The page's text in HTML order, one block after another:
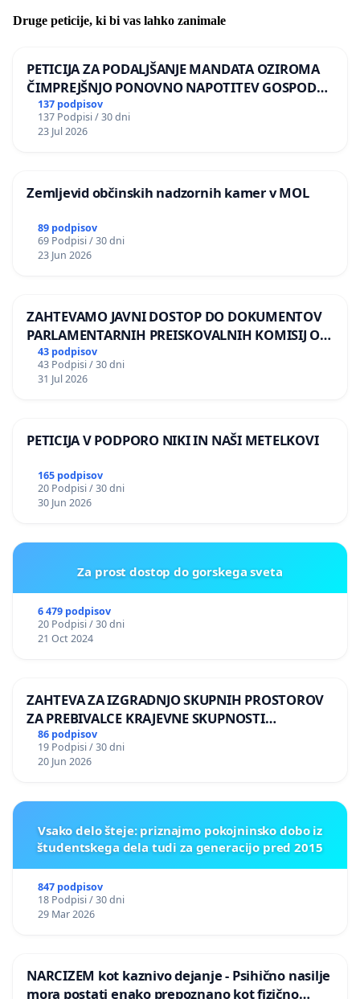
Druge peticije, ki bi vas lahko zanimale
PETICIJA ZA PODALJŠANJE MANDATA OZIROMA
ČIMPREJŠNJO PONOVNO NAPOTITEV GOSPODA
BERNARDA ŠRAJNERJA NA VELEPOSLANIŠTVO
REPUBLIKE SLOVENIJE V MOSKVI
137 podpisov
137 Podpisi / 30 dni
23 Jul 2026
Zemljevid občinskih nadzornih kamer v MOL
89 podpisov
69 Podpisi / 30 dni
23 Jun 2026
ZAHTEVAMO JAVNI DOSTOP DO DOKUMENTOV
PARLAMENTARNIH PREISKOVALNIH KOMISIJ O
ILEGALNI TRGOVINI Z OROŽJEM
43 podpisov
43 Podpisi / 30 dni
31 Jul 2026
PETICIJA V PODPORO NIKI IN NAŠI METELKOVI
165 podpisov
20 Podpisi / 30 dni
30 Jun 2026
Za prost dostop do gorskega sveta
6 479 podpisov
20 Podpisi / 30 dni
21 Oct 2024
ZAHTEVA ZA IZGRADNJO SKUPNIH PROSTOROV
ZA PREBIVALCE KRAJEVNE SKUPNOSTI
PRESTRANEK
86 podpisov
19 Podpisi / 30 dni
20 Jun 2026
Vsako delo šteje: priznajmo pokojninsko dobo iz
študentskega dela tudi za generacijo pred 2015
847 podpisov
18 Podpisi / 30 dni
29 Mar 2026
NARCIZEM kot kaznivo dejanje - Psihično nasilje
mora postati enako prepoznano kot fizično